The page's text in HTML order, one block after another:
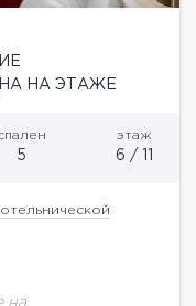
НА ЭТАЖЕ
5
этаж
6 / 11
на